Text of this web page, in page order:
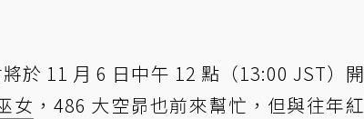
於 11 月 6 日中午 12 點（13:00 JST）開
女 ，486 大空昴也前來幫忙，但與往年紅